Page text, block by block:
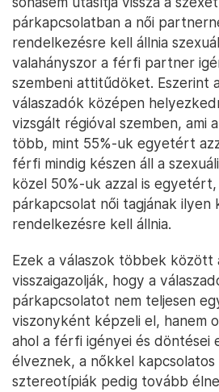
párkapcsolatban a női
rendelkezésre kell állnia
valahányszor a férfi partner
szembeni attitűdöket. Eszerint
válaszadók középen
vizsgált régióval szemben, ami
több, mint 55%-uk egyetért
férfi mindig készen áll a
közel 50%-uk azzal is
párkapcsolat női tagjának ilyen
rendelkezésre kell állnia.
Ezek a válaszok többek között
visszaigazolják, hogy a
párkapcsolatot nem teljesen
viszonyként képzeli el, hanem
ahol a férfi igényei és döntései
élveznek, a nőkkel kapcsolatos
sztereotípiák pedig tovább